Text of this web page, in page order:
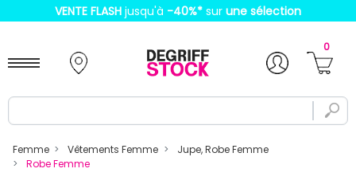
VENTE FLASH jusqu'à -40%* sur une sélection
0
Femme Vêtements Femme
Jupe, Robe Femme
Robe Femme